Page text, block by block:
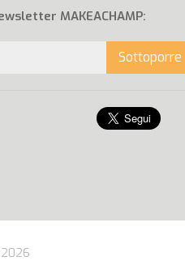
MAKEACHAMP:
Sottoporre